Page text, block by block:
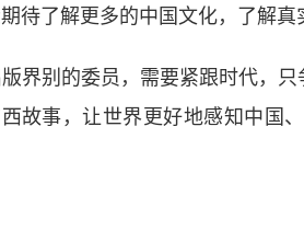
待了解更多的中国文化，了解真
别的委员，需要紧跟时代，只
故事，让世界更好地感知中国